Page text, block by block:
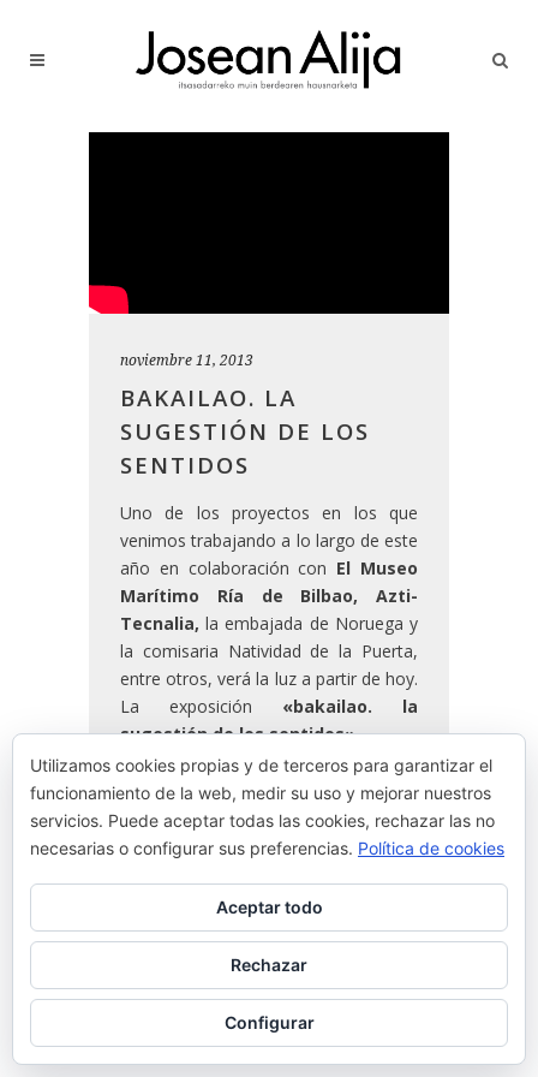
noviembre 11, 2013
BAKAILAO. LA
SUGESTIÓN DE LOS
SENTIDOS
Uno de los proyectos en los que
venimos trabajando a lo largo de este
año en colaboración con El Museo
Marítimo Ría de Bilbao, Azti-
Tecnalia,la embajada de Noruega y
la comisaria Natividad de la Puerta,
entre otros, verá la luz a partir de hoy.
La exposición «bakailao. la
sugestión de los sentidos»
READ MORE
Utilizamos cookies propias y de terceros para garantizar el
funcionamiento de la web, medir su uso y mejorar nuestros
servicios. Puede aceptar todas las cookies, rechazar las no
necesarias o configurar sus preferencias. Política de cookies
Aceptar todo
Rechazar
Configurar